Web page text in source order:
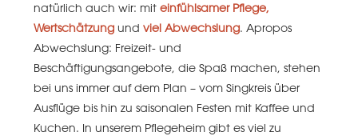
natürlich auch wir: mit einfühlsamer Pflege,
Wertschätzung und viel Abwechslung. Apropos
Abwechslung: Freizeit- und
Beschäftigungsangebote, die Spaß machen, stehen
bei uns immer auf dem Plan – vom Singkreis über
Ausflüge bis hin zu saisonalen Festen mit Kaffee und
Kuchen. In unserem Pflegeheim gibt es viel zu